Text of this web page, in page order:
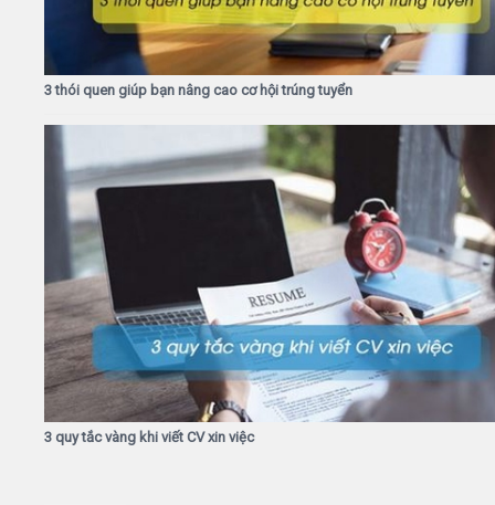
3 thói quen giúp bạn nâng cao cơ hội trúng tuyển
3 quy tắc vàng khi viết CV xin việc